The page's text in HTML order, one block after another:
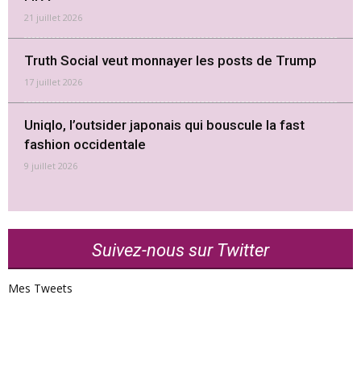
21 juillet 2026
Truth Social veut monnayer les posts de Trump
17 juillet 2026
Uniqlo, l’outsider japonais qui bouscule la fast
fashion occidentale
9 juillet 2026
Suivez-nous sur Twitter
Mes Tweets